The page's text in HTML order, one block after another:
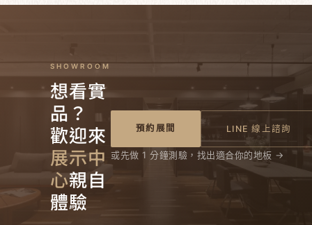
SHOWROOM
想看實
品？
歡迎來
展示中
心親自
體驗
預約展間 LINE 線上諮詢
或先做 1 分鐘測驗，找出適合你的地板 →